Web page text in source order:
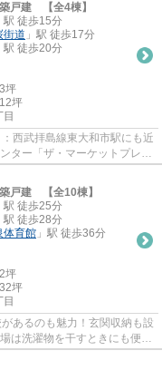
戸建 【全4棟】
駅 徒歩15分
街道 」駅 徒歩17分
駅 徒歩20分
坪
坪
目
西武拝島線東大和市駅にも近
ター「ザ・マーケットプレイ
い...
戸建 【全10棟】
駅 徒歩25分
駅 徒歩28分
体育館 」駅 徒歩36分
坪
坪
目
あるのも魅力！玄関収納も設
は洗濯物を干すときにも便利